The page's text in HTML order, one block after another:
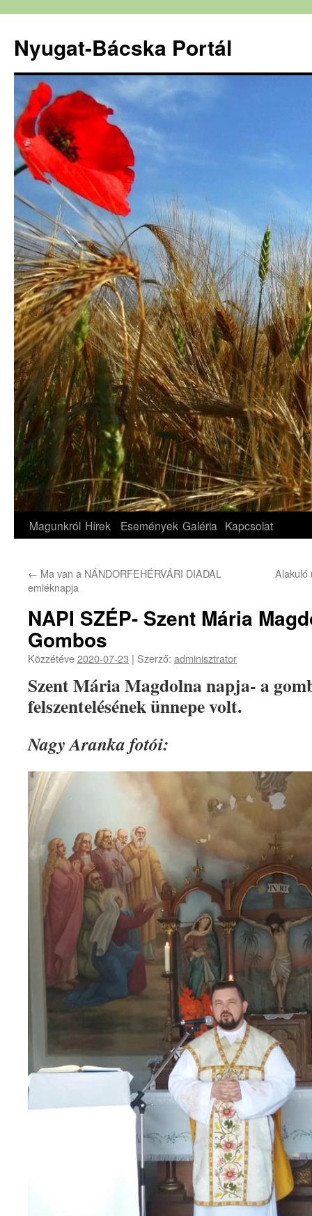
Nyugat-Bácska Portál
Magunkról Hírek Események Galéria Kapcsolat
← Ma van a NÁNDORFEHÉRVÁRI DIADAL
emléknapja
Alakuló
NAPI SZÉP- Szent Mária
Gombos
Közzétéve2020-07-23 | Szerző: adminisztrator
Szent Mária Magdolna napja- a
felszentelésének ünnepe volt.
Nagy Aranka fotói: